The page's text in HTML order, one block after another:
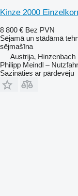
Kinze 2000
8 800 € Bez PVN
Sējamā un stādāmā
sējmašīna
Austrija, Hinzenbach
Philipp Meindl –
Sazināties ar pārdevēju